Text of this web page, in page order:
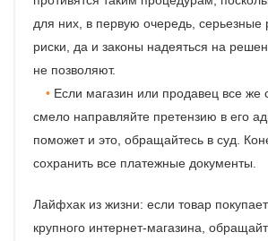
для них, в первую очередь, серьезные
риски, да и законы надеяться на
не позволяют.
Если магазин или продавец все же
смело направляйте претензию в его
поможет и это, обращайтесь в суд.
сохранить все платежные документы.
Лайфхак из жизни: если товар
крупного интернет-магазина,